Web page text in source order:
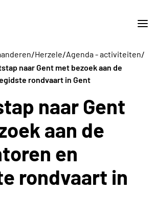
/Herzele/Agenda - activiteiten/
naar Gent met bezoek aan de
rondvaart in Gent
naar Gent
aan de
en
rondvaart in